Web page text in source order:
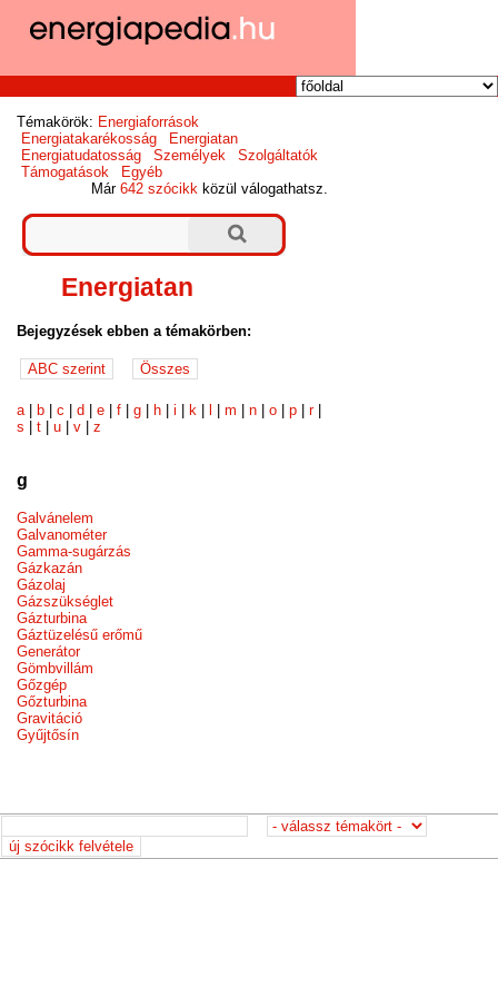
Témakörök: Energiaforrások
Energiatakarékosság
Energiatan
Energiatudatosság
Személyek
Szolgáltatók
Támogatások
Egyéb
Már642 szócikk közül válogathatsz.
Energiatan
Bejegyzések ebben a témakörben:
a b |c |d |e |f |g h |i k |m |n |o |p |r|
s |t |u |v |z
g
Galvánelem
Galvanométer
Gamma-sugárzás
Gázkazán
Gázolaj
Gázszükséglet
Gázturbina
Gáztüzelésű erőmű
Generátor
Gömbvillám
Gőzgép
Gőzturbina
Gravitáció
Gyűjtősín